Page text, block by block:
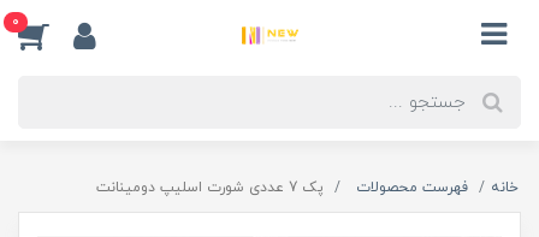
0
خانه فهرست محصولات پک 7 عددی شورت اسلیپ دومینانت